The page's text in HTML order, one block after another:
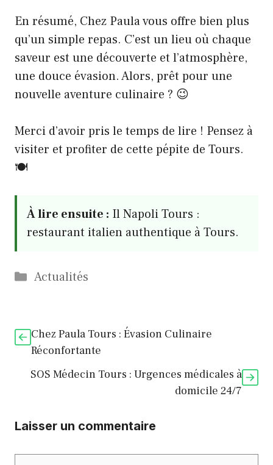
En résumé, Chez Paula vous offre bien plus
qu’un simple repas. C’est un lieu où chaque
saveur est une découverte et l’atmosphère,
une douce évasion. Alors, prêt pour une
nouvelle aventure culinaire ? 😉
Merci d’avoir pris le temps de lire ! Pensez à
visiter et profiter de cette pépite de Tours.
🍽️
À lire ensuite : Il Napoli Tours :
restaurant italien authentique à Tours.
Catégories
Actualités
Chez Paula Tours : Évasion Culinaire
Réconfortante
SOS Médecin Tours : Urgences médicales à
domicile 24/7
Laisser un commentaire